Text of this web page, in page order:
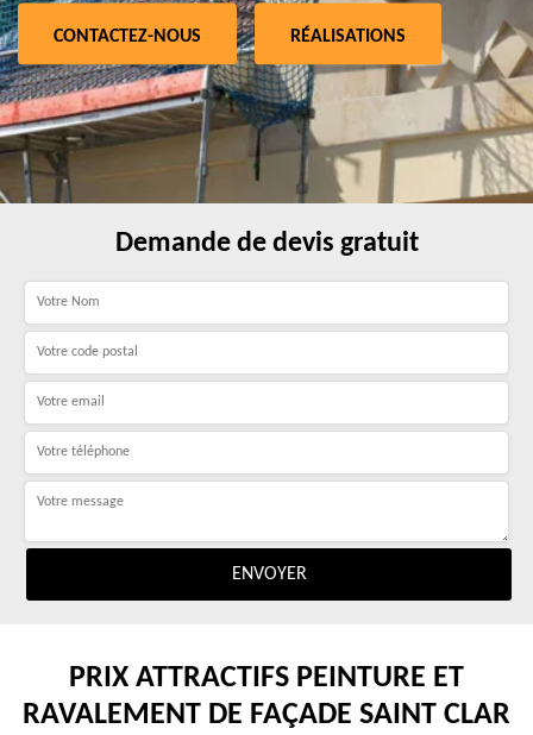
CONTACTEZ-NOUS RÉALISATIONS
Demande de devis gratuit
PRIX ATTRACTIFS PEINTURE ET
RAVALEMENT DE FAÇADE SAINT CLAR